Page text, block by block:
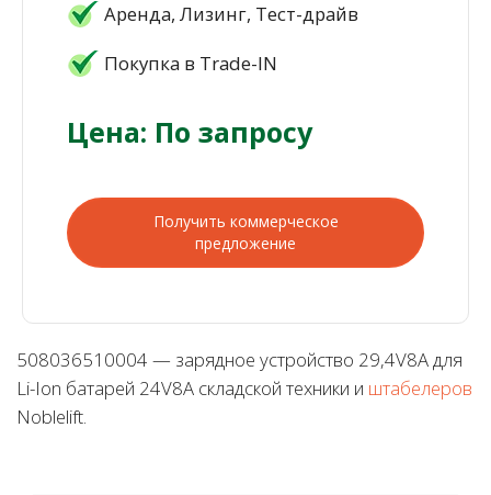
Аренда, Лизинг, Тест-драйв
Покупка в Trade-IN
Цена: По запросу
Получить коммерческое
предложение
508036510004 — зарядное устройство 29,4V8A для
Li-Ion батарей 24V8A складской техники и штабелеров
Noblelift.